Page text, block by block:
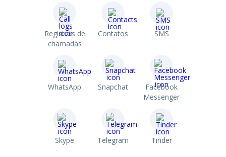
Registros de
chamadas
Contatos SMS
WhatsApp Snapchat
Facebook
Messenger
Skype Telegram Tinder